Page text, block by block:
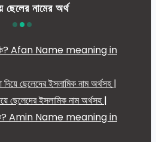
ছেলের নামের অর্থ
কি? Afan Name meaning in
ইসলামিক নাম অর্থসহ |
কি? Amin Name meaning in